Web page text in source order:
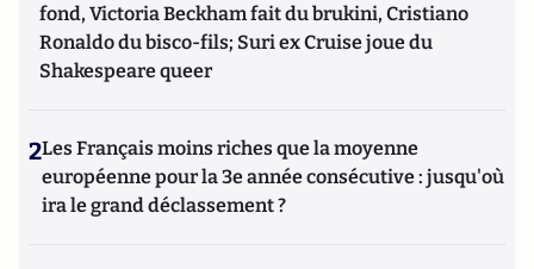
fond, Victoria Beckham fait du brukini, Cristiano
Ronaldo du bisco-fils; Suri ex Cruise joue du
Shakespeare queer
2Les Français moins riches que la moyenne
européenne pour la 3e année consécutive : jusqu'où
ira le grand déclassement ?